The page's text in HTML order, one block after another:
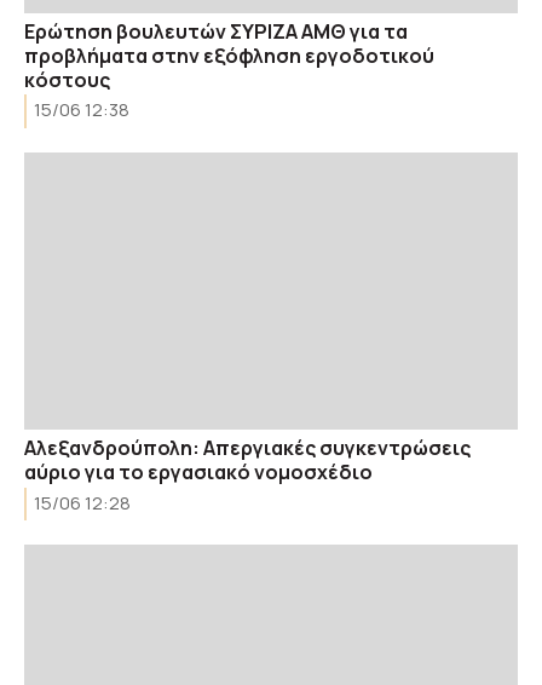
Ερώτηση βουλευτών ΣΥΡΙΖΑ ΑΜΘ για τα
προβλήματα στην εξόφληση εργοδοτικού
κόστους
15/06 12:38
Αλεξανδρούπολη: Απεργιακές συγκεντρώσεις
αύριο για το εργασιακό νομοσχέδιο
15/06 12:28